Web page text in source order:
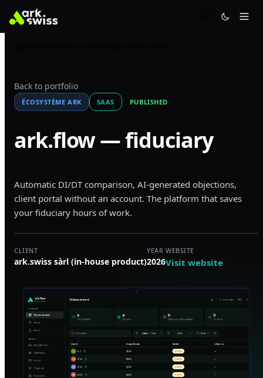
Back to portfolio
ÉCOSYSTÈME ARK SAAS PUBLISHED
ark.flow — fiduciary
Automatic DI/DT comparison, AI-generated objections,
client portal without an account. The platform that saves
your fiduciary hours of work.
CLIENT
ark.swiss sàrl (in-house product)
YEAR
2026
WEBSITE
Visit website